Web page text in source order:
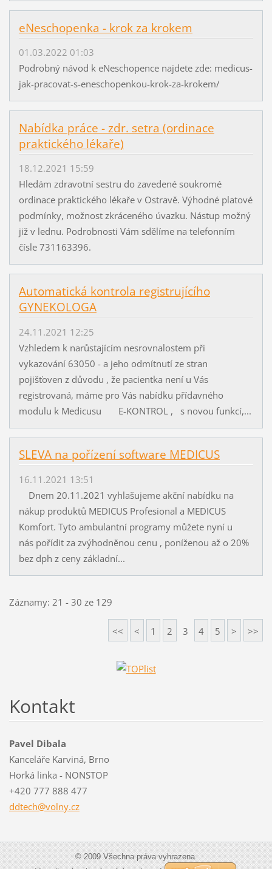
eNeschopenka - krok za krokem
01.03.2022 01:03
Podrobný návod k eNeschopence najdete zde: medicus-
jak-pracovat-s-eneschopenkou-krok-za-krokem/
Nabídka práce - zdr. setra (ordinace
praktického lékaře)
18.12.2021 15:59
Hledám zdravotní sestru do zavedené soukromé
ordinace praktického lékaře v Ostravě. Výhodné platové
podmínky, možnost zkráceného úvazku. Nástup možný
již v lednu. Podrobnosti Vám sdělíme na telefonním
čísle 731163396.
Automatická kontrola registrujícího
GYNEKOLOGA
24.11.2021 12:25
Vzhledem k narůstajícím nesrovnalostem při
vykazování 63050 - a jeho odmítnutí ze stran
pojišťoven z důvodu , že pacientka není u Vás
registrovaná, máme pro Vás nabídku přídavného
modulu k Medicusu E-KONTROL , s novou funkcí,...
SLEVA na pořízení software MEDICUS
16.11.2021 13:51
Dnem 20.11.2021 vyhlašujeme akční nabídku na
nákup produktů MEDICUS Profesional a MEDICUS
Komfort. Tyto ambulantní programy můžete nyní u
nás pořídit za zvýhodněnou cenu , poníženou až o 20%
bez dph z ceny základní...
Záznamy: 21 - 30 ze 129
<< < 1 2 3 4 5 > >>
Kontakt
Pavel Dibala
Kanceláře Karviná, Brno
Horká linka - NONSTOP
+420 777 888 477
ddtech@volny.cz
© 2009 Všechna práva vyhrazena.